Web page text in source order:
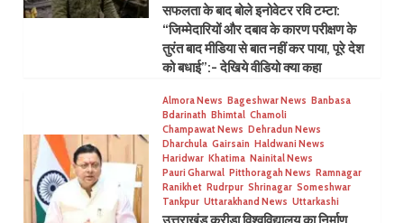
सफलता के बाद बोले इनोवेटर रवि टम्टा:
“जिम्मेदारियों और दबाव के कारण परीक्षण के
तुरंत बाद मीडिया से बात नहीं कर पाया, पूरे देश
को बधाई”:- देखिये वीडियो क्या कहा
Almora News Bageshwar News Banbasa
Bdarinath Bhimtal Chamoli
Champawat News Dehradun News
Dharchula Gairsain Haldwani News
Haridwar Khatima Nainital News
Pauri Gharwal Pitthoragah News Ramnagar
Ranikhet Rudrpur Shrinagar Someshwar
Tankpur Uttarakhand News Uttarkashi